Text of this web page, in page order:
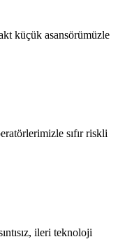
küçük asansörümüzle
sıfır riskli
ileri teknoloji